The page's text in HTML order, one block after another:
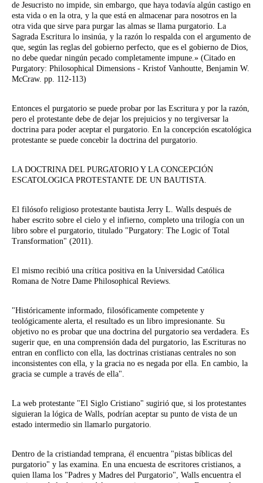
de Jesucristo no impide, sin embargo, que haya todavía algún castigo en
esta vida o en la otra, y la que está en almacenar para nosotros en la
otra vida que sirve para purgar las almas se llama purgatorio. La
Sagrada Escritura lo insinúa, y la razón lo respalda con el argumento de
que, según las reglas del gobierno perfecto, que es el gobierno de Dios,
no debe quedar ningún pecado completamente impune.» (Citado en
Purgatory: Philosophical Dimensions - Kristof Vanhoutte, Benjamin W.
McCraw. pp. 112-113)
Entonces el purgatorio se puede probar por las Escritura y por la razón,
pero el protestante debe de dejar los prejuicios y no tergiversar la
doctrina para poder aceptar el purgatorio. En la concepción escatológica
protestante se puede concebir la doctrina del purgatorio.
LA DOCTRINA DEL PURGATORIO Y LA CONCEPCIÓN
ESCATOLOGICA PROTESTANTE DE UN BAUTISTA.
El filósofo religioso protestante bautista Jerry L. Walls después de
haber escrito sobre el cielo y el infierno, completo una trilogía con un
libro sobre el purgatorio, titulado "Purgatory: The Logic of Total
Transformation" (2011).
El mismo recibió una crítica positiva en la Universidad Católica
Romana de Notre Dame Philosophical Reviews.
"Históricamente informado, filosóficamente competente y
teológicamente alerta, el resultado es un libro impresionante. Su
objetivo no es probar que una doctrina del purgatorio sea verdadera. Es
sugerir que, en una comprensión dada del purgatorio, las Escrituras no
entran en conflicto con ella, las doctrinas cristianas centrales no son
inconsistentes con ella, y la gracia no es negada por ella. En cambio, la
gracia se cumple a través de ella".
La web protestante "El Siglo Cristiano" sugirió que, si los protestantes
siguieran la lógica de Walls, podrían aceptar su punto de vista de un
estado intermedio sin llamarlo purgatorio.
Dentro de la cristiandad temprana, él encuentra "pistas bíblicas del
purgatorio" y las examina. En una encuesta de escritores cristianos, a
quien llama los "Padres y Madres del Purgatorio", Walls encuentra el